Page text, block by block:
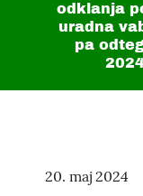
odklanja
uradna
pa
20. maj 2024